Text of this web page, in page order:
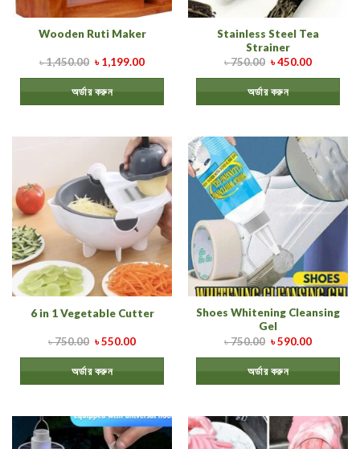
Wooden Ruti Maker
৳1,450.00 ৳1,199.00
অর্ডার করুন
Stainless Steel Tea
Strainer
৳750.00 ৳450.00
অর্ডার করুন
6 in 1 Vegetable Cutter
৳750.00 ৳550.00
অর্ডার করুন
Shoes Whitening Cleansing
Gel
৳750.00 ৳590.00
অর্ডার করুন